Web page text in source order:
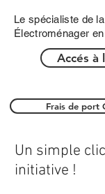
Le spécialiste de
Électroménager
Accés à
Frais de port
Un simple
initiative !